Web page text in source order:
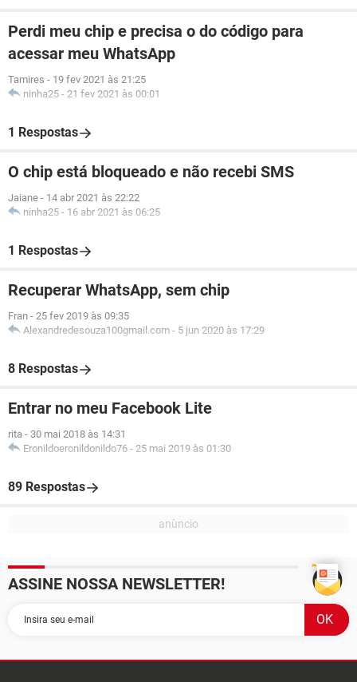
Perdi meu chip e precisa o do código para
acessar meu WhatsApp
Tamires - 19 fev 2021 às 21:25
ninha25 - 21 fev 2021 às 00:01
1 Respostas
O chip está bloqueado e não recebi SMS
Jaiane - 14 abr 2021 às 22:22
ninha25 - 16 abr 2021 às 06:25
1 Respostas
Recuperar WhatsApp, sem chip
Fran - 25 fev 2019 às 09:35
Alexandredesouza100gmail.com - 5 jun 2020 às 17:29
8 Respostas
Entrar no meu Facebook Lite
rita - 30 mai 2018 às 14:31
Eronildoeronildonildo76 - 25 mai 2019 às 01:30
89 Respostas
ASSINE NOSSA NEWSLETTER!